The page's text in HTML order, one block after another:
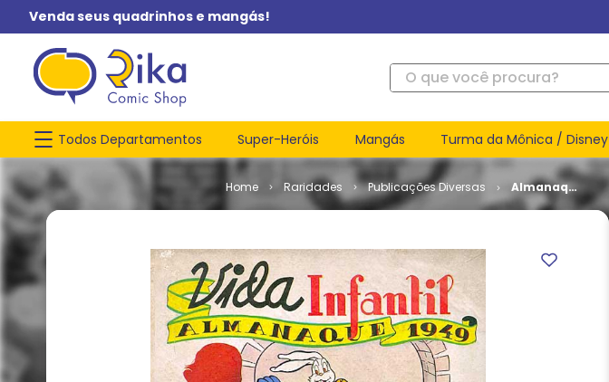
Venda seus quadrinhos e mangás!
O que você procura?
Todos Departamentos Super-Heróis Mangás Turma da Mônica / Disney
Raridades Publicações Diversas
Almanaque
Vida